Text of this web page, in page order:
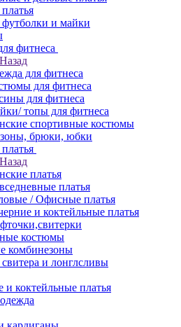
и майки
фитнеса
Назад
для фитнеса
для фитнеса
для фитнеса
топы для фитнеса
спортивные костюмы
брюки, юбки
Назад
платья
платья
/ Офисные платья
и коктейльные платья
костюмы
комбинезоны
и лонглсливы
и коктейльные платья